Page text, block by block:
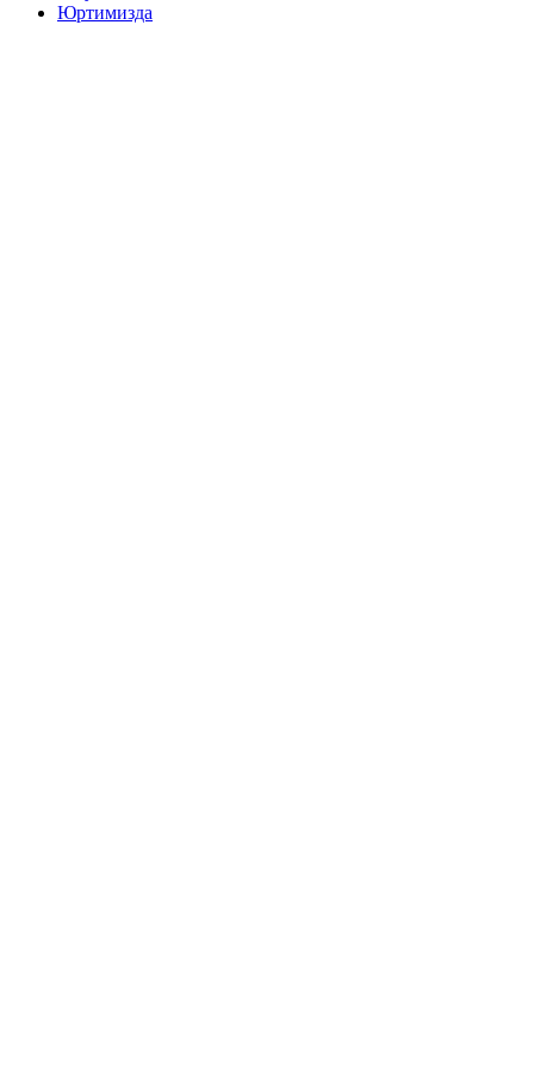
Юртимизда